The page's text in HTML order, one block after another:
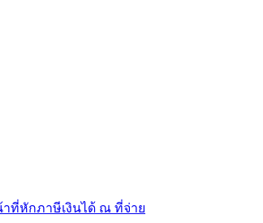
าที่หักภาษีเงินได้ ณ ที่จ่าย